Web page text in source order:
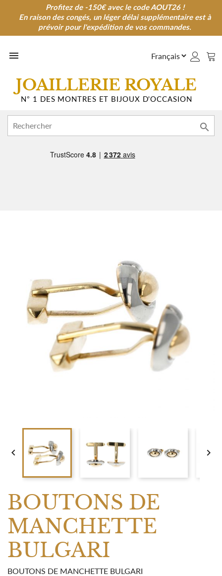
Profitez de -150€ avec le code AOUT26 !
En raison des congés, un léger délai supplémentaire est à
prévoir pour l'expédition de vos commandes.
Profitez de -150€ avec le code AOUT26 !
En raison des congés, un léger délai supplémentaire est à
prévoir pour l'expédition de vos commandes.

JOAILLERIE ROYALE
N° 1 DES MONTRES ET BIJOUX D'OCCASION

 
BOUTONS DE
MANCHETTE
BULGARI
BOUTONS DE MANCHETTE BULGARI